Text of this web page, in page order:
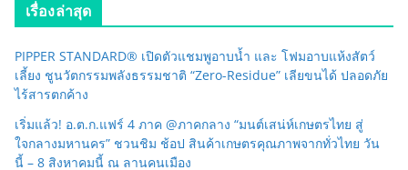
เรื่องล่าสุด
PIPPER STANDARD® เปิดตัวแชมพูอาบน้ำ และ โฟมอาบแห้งสัตว์
เลี้ยง ชูนวัตกรรมพลังธรรมชาติ “Zero-Residue” เลียขนได้ ปลอดภัย
ไร้สารตกค้าง
เริ่มแล้ว! อ.ต.ก.แฟร์ 4 ภาค @ภาคกลาง “มนต์เสน่ห์เกษตรไทย สู่
ใจกลางมหานคร” ชวนชิม ช้อป สินค้าเกษตรคุณภาพจากทั่วไทย วัน
นี้ – 8 สิงหาคมนี้ ณ ลานคนเมือง